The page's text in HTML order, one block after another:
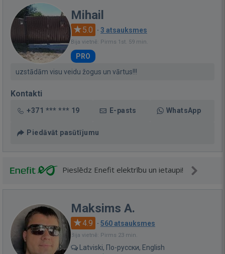
Mihail
5.0 · 3 atsauksmes
Bija vietnē: Pirms 1st. 59 min.
PRO
uzstādām visu veidu žogus un vārtus!!!
Kontakti
+371 *** *** 19 E-pasts WhatsApp
Piedāvāt pasūtījumu
Pieslēdz Enefit elektrību un ietaupi!
Maksims A.
4.9 · 560 atsauksmes
Bija vietnē: Pirms 23 min.
Latviski, По-русски, English